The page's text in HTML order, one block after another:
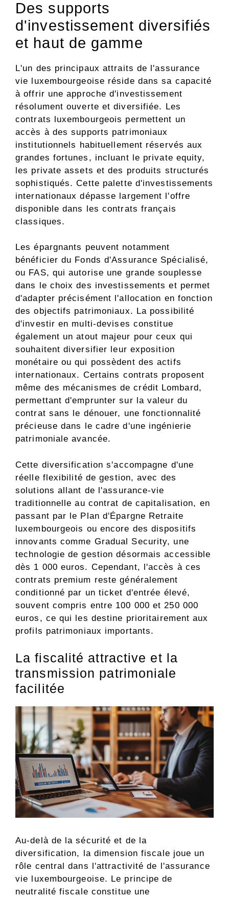
Des supports
d'investissement diversifiés
et haut de gamme
L'un des principaux attraits de l'assurance
vie luxembourgeoise réside dans sa capacité
à offrir une approche d'investissement
résolument ouverte et diversifiée. Les
contrats luxembourgeois permettent un
accès à des supports patrimoniaux
institutionnels habituellement réservés aux
grandes fortunes, incluant le private equity,
les private assets et des produits structurés
sophistiqués. Cette palette d'investissements
internationaux dépasse largement l'offre
disponible dans les contrats français
classiques.
Les épargnants peuvent notamment
bénéficier du Fonds d'Assurance Spécialisé,
ou FAS, qui autorise une grande souplesse
dans le choix des investissements et permet
d'adapter précisément l'allocation en fonction
des objectifs patrimoniaux. La possibilité
d'investir en multi-devises constitue
également un atout majeur pour ceux qui
souhaitent diversifier leur exposition
monétaire ou qui possèdent des actifs
internationaux. Certains contrats proposent
même des mécanismes de crédit Lombard,
permettant d'emprunter sur la valeur du
contrat sans le dénouer, une fonctionnalité
précieuse dans le cadre d'une ingénierie
patrimoniale avancée.
Cette diversification s'accompagne d'une
réelle flexibilité de gestion, avec des
solutions allant de l'assurance-vie
traditionnelle au contrat de capitalisation, en
passant par le Plan d'Épargne Retraite
luxembourgeois ou encore des dispositifs
innovants comme Gradual Security, une
technologie de gestion désormais accessible
dès 1 000 euros. Cependant, l'accès à ces
contrats premium reste généralement
conditionné par un ticket d'entrée élevé,
souvent compris entre 100 000 et 250 000
euros, ce qui les destine prioritairement aux
profils patrimoniaux importants.
La fiscalité attractive et la
transmission patrimoniale
facilitée
Au-delà de la sécurité et de la
diversification, la dimension fiscale joue un
rôle central dans l'attractivité de l'assurance
vie luxembourgeoise. Le principe de
neutralité fiscale constitue une